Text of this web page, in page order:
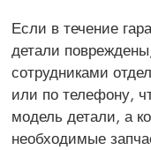
Если в течение
детали
сотрудниками
или по телефону,
модель детали, а
необходимые